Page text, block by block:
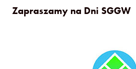
Zapraszamy na Dni SGGW